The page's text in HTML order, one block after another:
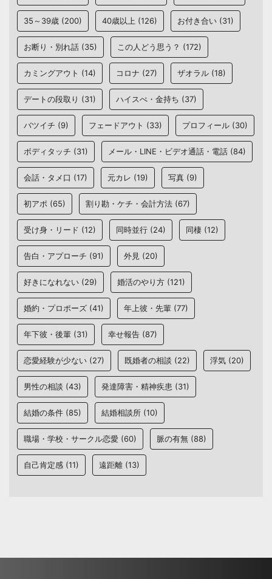
35～39歳 (200) 40歳以上 (126) お付き合い (31)
お断り・別れ話 (35) この人どう思う？ (172)
カミングアウト (14) コロナ (27) ザオラル (18)
デートの段取り (31) ハイスぺ・金持ち (37)
バツイチ (9) フェードアウト (33) プロフィール (30)
ボディタッチ (31) メール・LINE・ビデオ通話・電話 (84)
会話・タメ口 (17) 元カレ (19) 写真 (9)
初アポ (65) 割り勘・ケチ・会計方法 (67)
受け身・リード (12) 同時並行 (24) 同棲 (12)
告白・アプローチ (91) 外見 (20)
好きになれない (29) 婚活のやり方 (121)
婚約・プロポーズ (41) 年上彼・先輩 (77)
年下彼・後輩 (31) 幸せ報告 (87)
恋愛経験が少ない (27) 既婚者の相談 (22) 浮気 (20)
男性の相談 (43) 発達障害・精神疾患 (31)
結婚の条件 (85) 結婚相談所 (10)
職場・学校・サークル恋愛 (60) 脈の有無 (88)
自己肯定感 (11) 遠距離 (13)